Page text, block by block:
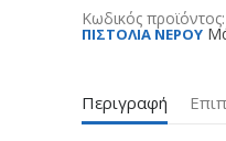
Κωδικός προϊόντος:
ΠΙΣΤΟΛΙΑ ΝΕΡΟΥ
Περιγραφή